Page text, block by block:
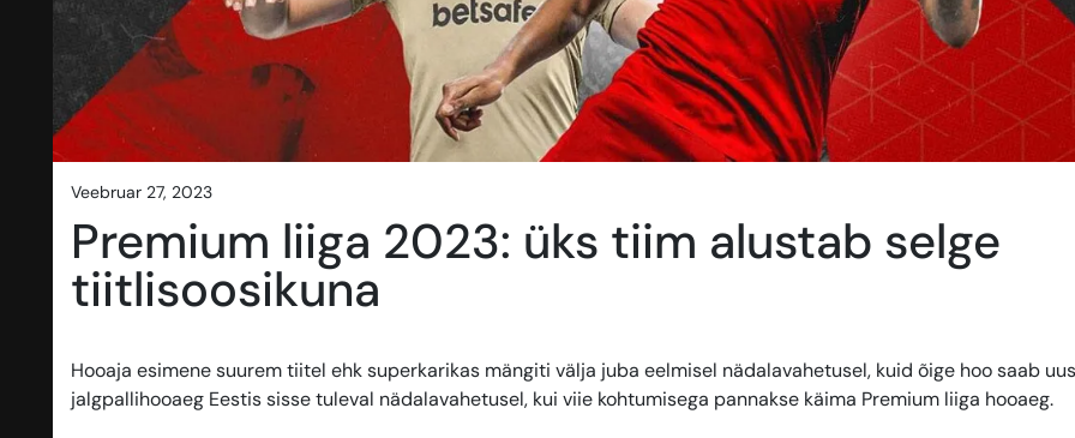
veebruar 27, 2023
Premium liiga 2023: üks tiim alustab selge
tiitlisoosikuna
Hooaja esimene suurem tiitel ehk superkarikas mängiti välja juba eelmisel nädalavahetusel, kuid õige hoo saab uus
jalgpallihooaeg Eestis sisse tuleval nädalavahetusel, kui viie kohtumisega pannakse käima Premium liiga hooaeg.